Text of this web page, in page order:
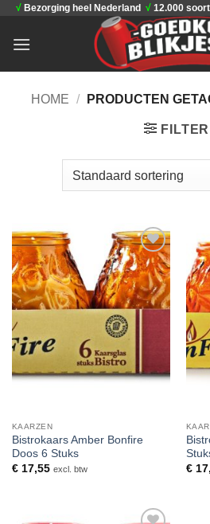
inhoud
√ Bezorging heel Nederland √ 12.000
HOME / PRODUCTEN
FILTER
Toevoegen
aan
verlanglijst
KAARZEN
Bistrokaars Amber Bonfire
Doos 6 Stuks
€17,55 excl. btw
€